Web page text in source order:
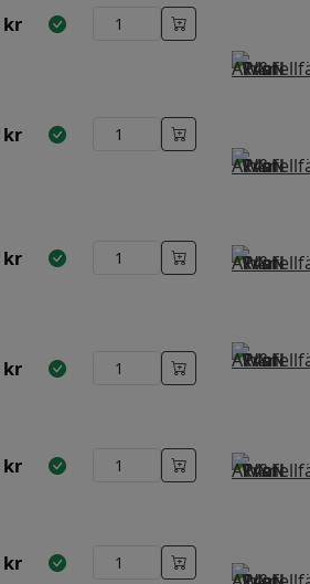
kr
kr
kr
kr
kr
kr